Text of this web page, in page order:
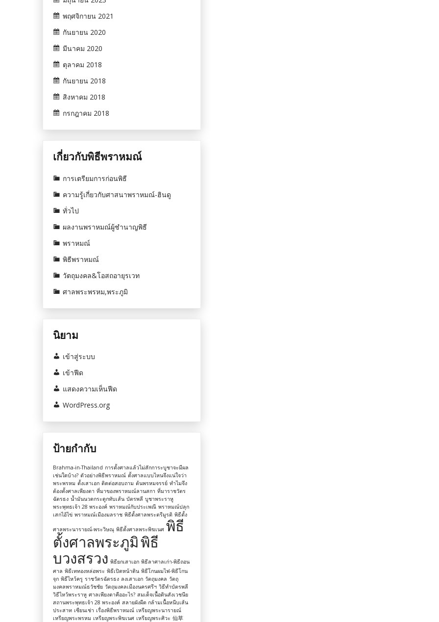
พฤศจิกายน 2021
กันยายน 2020
มีนาคม 2020
ตุลาคม 2018
กันยายน 2018
สิงหาคม 2018
กรกฎาคม 2018
เกี่ยวกับพิธีพราหมณ์
การเตรียมการก่อนพิธี
ความรู้เกี่ยวกับศาสนาพราหมณ์-ฮินดู
ทั่วไป
ผลงานพราหมณ์ผู้ชำนาญพิธี
พราหมณ์
พิธีพราหมณ์
วัตถุมงคล&โอสถอายุรเวท
ศาลพระพรหม,พระภูมิ
นิยาม
เข้าสู่ระบบ
เข้าฟีด
แสดงความเห็นฟีด
WordPress.org
ป้ายกำกับ
Brahma-in-Thailand การตั้งศาลแล้วไม่สักการะบูชาจะมีผล
เช่นใดบ้าง? ตัวอย่างพิธีพราหมณ์ ตั้งศาลแบบไหนจึงแน่ใจว่า
พระพรหม ตั้งเสาเอก ติดต่อสอบถาม ต้นพรหมจรรย์ ทำไมจึง
ต้องตั้งศาลเพียงตา ที่มาของพราหมณ์ลานสกา ที่มาราชวัตร
ฉัตรธง น้ำมันนวดกระดูกทับเส้น บัตรพลี บูชาพระราหู
พระพุทธเจ้า 28 พระองค์ พราหมณ์กับประเพณี พราหมณ์ปลุก
เสกไอ้ไข่ พราหมณ์เมืองมลราช พิธีตั้งศาลพระตรีมูรติ พิธีตั้ง
ศาลพระนารายณ์-พระวิษณุ พิธีตั้งศาลพระพิฆเนศ พิธี
ตั้งศาลพระภูมิพิธี
บวงสรวง พิธียกเสาเอก พิธีลาศาลเก่า-พิธีถอน
ศาล พิธีเททองหล่อพระ พิธีเปิดหน้าดิน พิธีโกนผมไฟ-พิธีโกน
จุก พิธีไหว้ครู ราชวัตรฉัตรธง ลงเสาเอก วัตถุมงคล วัตถุ
มงคลพราหมณ์ธวัชชัย วัตถุมงคลเมืองนครศรีฯ วิธีทำบัตรพลี
วิธีไหว้พระราหู ศาลเพียงตาคืออะไร? สมเด็จเนื้อดินสังเวชนีย
สถานพระพุทธเจ้า 28 พระองค์ สลายผังผืด กล้ามเนื้อหนีบเส้น
ประสาท เซียนเช่า เรื่องพิธีพราหมณ์ เหรียญพระนารายณ์
เหรียญพระพรหม เหรียญพระพิฆเนศ เหรียญพระศิวะ 仙草